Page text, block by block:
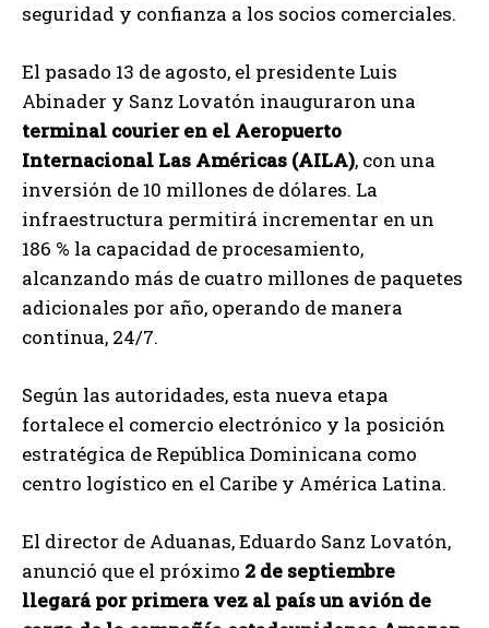
seguridad y confianza a los socios comerciales.
El pasado 13 de agosto, el presidente Luis
Abinader y Sanz Lovatón inauguraron una
terminal courier en el Aeropuerto
Internacional Las Américas (AILA), con una
inversión de 10 millones de dólares. La
infraestructura permitirá incrementar en un
186 % la capacidad de procesamiento,
alcanzando más de cuatro millones de paquetes
adicionales por año, operando de manera
continua, 24/7.
Según las autoridades, esta nueva etapa
fortalece el comercio electrónico y la posición
estratégica de República Dominicana como
centro logístico en el Caribe y América Latina.
El director de Aduanas, Eduardo Sanz Lovatón,
anunció que el próximo 2 de septiembre
llegará por primera vez al país un avión de